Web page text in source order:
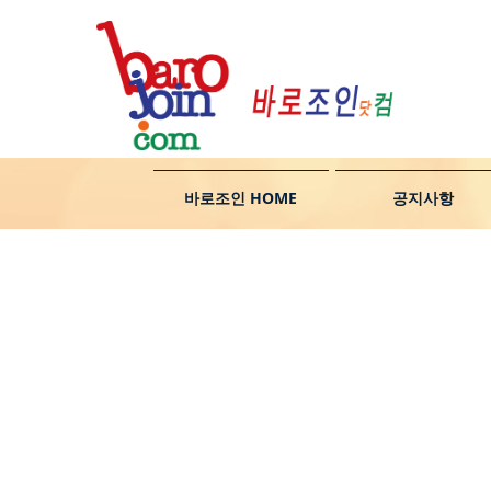
바로조인 HOME 공지사항